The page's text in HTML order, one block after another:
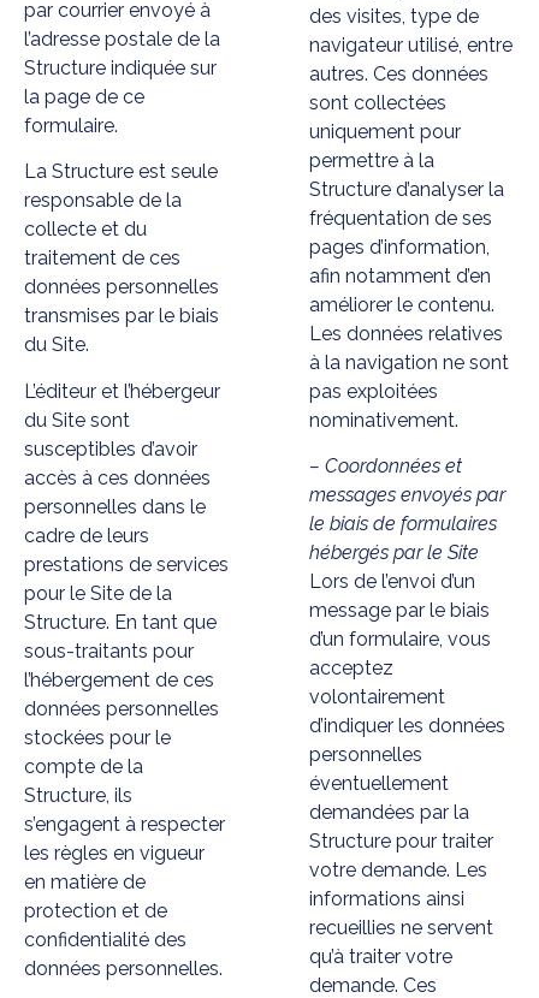
par courrier envoyé à
l’adresse postale de la
Structure indiquée sur
la page de ce
formulaire.
La Structure est seule
responsable de la
collecte et du
traitement de ces
données personnelles
transmises par le biais
du Site.
L’éditeur et l’hébergeur
du Site sont
susceptibles d’avoir
accès à ces données
personnelles dans le
cadre de leurs
prestations de services
pour le Site de la
Structure. En tant que
sous-traitants pour
l’hébergement de ces
données personnelles
stockées pour le
compte de la
Structure, ils
s’engagent à respecter
les règles en vigueur
en matière de
protection et de
confidentialité des
données personnelles.
des visites, type de
navigateur utilisé, entre
autres. Ces données
sont collectées
uniquement pour
permettre à la
Structure d’analyser la
fréquentation de ses
pages d’information,
afin notamment d’en
améliorer le contenu.
Les données relatives
à la navigation ne sont
pas exploitées
nominativement.
– Coordonnées et
messages envoyés par
le biais de formulaires
hébergés par le Site
Lors de l’envoi d’un
message par le biais
d’un formulaire, vous
acceptez
volontairement
d’indiquer les données
personnelles
éventuellement
demandées par la
Structure pour traiter
votre demande. Les
informations ainsi
recueillies ne servent
qu’à traiter votre
demande. Ces